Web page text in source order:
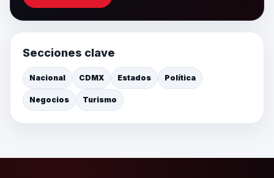
Secciones clave
Nacional CDMX Estados Política
Negocios Turismo